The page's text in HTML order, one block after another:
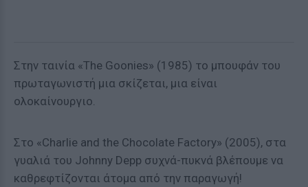
Στην ταινία «The Goonies» (1985) το μπουφάν του
πρωταγωνιστή μια σκίζεται, μια είναι
ολοκαίνουργιο.
Στο «Charlie and the Chocolate Factory» (2005), στα
γυαλιά του Johnny Depp συχνά-πυκνά βλέπουμε να
καθρεφτίζονται άτομα από την παραγωγή!